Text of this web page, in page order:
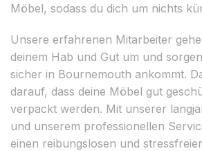
Möbel, sodass du dich um nichts
Unsere erfahrenen Mitarbeiter
deinem Hab und Gut um und
sicher in Bournemouth ankommt.
darauf, dass deine Möbel gut
verpackt werden. Mit unserer
und unserem professionellen
einen reibungslosen und